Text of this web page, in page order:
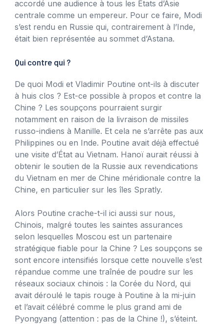
accordé une audience à tous les États d’Asie
centrale comme un empereur. Pour ce faire, Modi
s’est rendu en Russie qui, contrairement à l’Inde,
était bien représentée au sommet d’Astana.
Qui contre qui ?
De quoi Modi et Vladimir Poutine ont-ils à discuter
à huis clos ? Est-ce possible à propos et contre la
Chine ? Les soupçons pourraient surgir
notamment en raison de la livraison de missiles
russo-indiens à Manille. Et cela ne s’arrête pas aux
Philippines ou en Inde. Poutine avait déjà effectué
une visite d’État au Vietnam. Hanoï aurait réussi à
obtenir le soutien de la Russie aux revendications
du Vietnam en mer de Chine méridionale contre la
Chine, en particulier sur les îles Spratly.
Alors Poutine crache-t-il ici aussi sur nous,
Chinois, malgré toutes les saintes assurances
selon lesquelles Moscou est un partenaire
stratégique fiable pour la Chine ? Les soupçons se
sont encore intensifiés lorsque cette nouvelle s’est
répandue comme une traînée de poudre sur les
réseaux sociaux chinois : la Corée du Nord, qui
avait déroulé le tapis rouge à Poutine à la mi-juin
et l’avait célébré comme le plus grand ami de
Pyongyang (attention : pas de la Chine !), s’éteint.